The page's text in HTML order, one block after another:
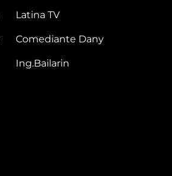
Latina TV
Comediante Dany
Ing.Bailarin